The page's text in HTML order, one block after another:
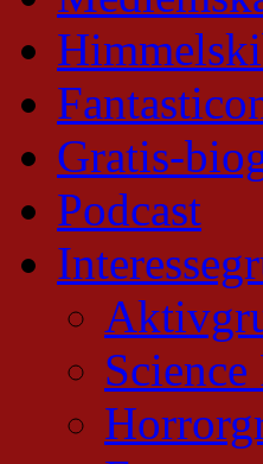
Gratis-
Podcast